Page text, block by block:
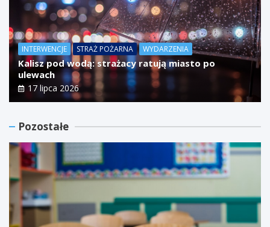
INTERWENCJE STRAŻ POŻARNA WYDARZENIA
Kalisz pod wodą: strażacy ratują miasto po
ulewach
17 lipca 2026
Pozostałe